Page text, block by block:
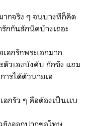
ากจริง ๆ จนบางทีก็คิด
กกันสักนิดบ้างเถอะ
อกรักพระเอกมาก
ตัวเองบังคับ กักขัง แถม
ารได้ตัวนายเอ
อกรัว ๆ คือต้องเป็นเเบ